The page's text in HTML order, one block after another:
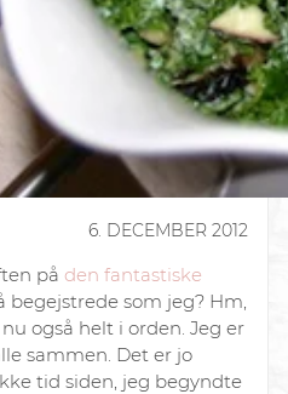
6. DECEMBER 2012
på den fantastiske
begejstrede som jeg? Hm,
også helt i orden. Jeg er
sammen. Det er jo
tid siden, jeg begyndte